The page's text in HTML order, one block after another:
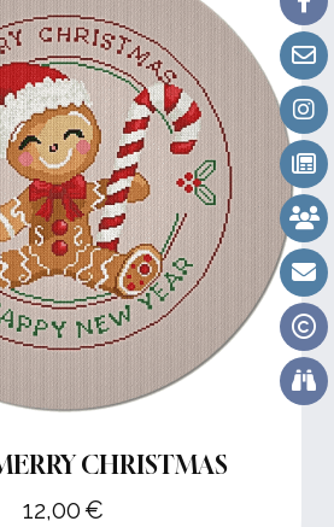
CHRISTMAS
12,00€